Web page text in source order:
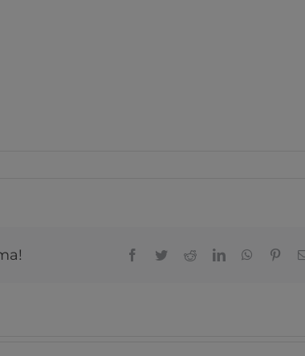
Facebook
TwitterRedditLinkedIn